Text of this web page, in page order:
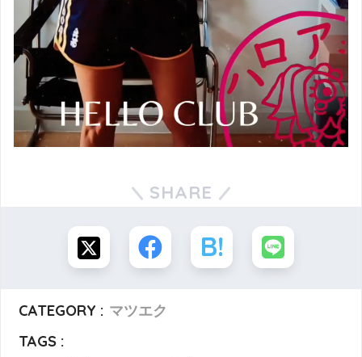
SHARE
CATEGORY : マツエク
TAGS :